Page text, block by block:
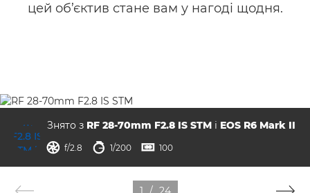
цей об’єктив стане вам у нагоді щодня.
Знято з RF 28-70mm F2.8 IS STM і EOS R6 Mark II
діафрагма
 f/2.8 витримка
 1/200 ISO
 100